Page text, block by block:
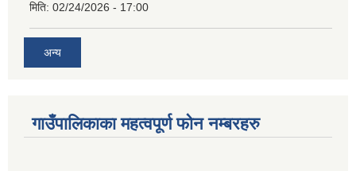
मिति: 02/24/2026 - 17:00
अन्य
गाउँपालिकाका महत्वपूर्ण फोन नम्बरहरु